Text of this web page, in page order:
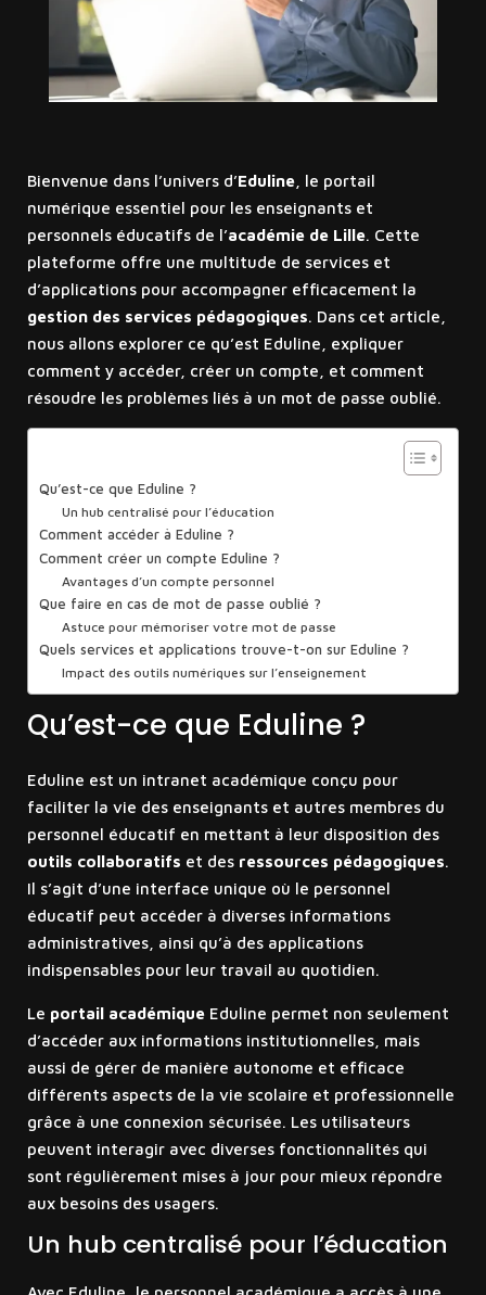
Bienvenue dans l’univers d’Eduline, le portail
numérique essentiel pour les enseignants et
personnels éducatifs de l’académie de Lille. Cette
plateforme offre une multitude de services et
d’applications pour accompagner efficacement la
gestion des services pédagogiques. Dans cet article,
nous allons explorer ce qu’est Eduline, expliquer
comment y accéder, créer un compte, et comment
résoudre les problèmes liés à un mot de passe oublié.
Qu’est-ce que Eduline ?
Un hub centralisé pour l’éducation
Comment accéder à Eduline ?
Comment créer un compte Eduline ?
Avantages d’un compte personnel
Que faire en cas de mot de passe oublié ?
Astuce pour mémoriser votre mot de passe
Quels services et applications trouve-t-on sur Eduline ?
Impact des outils numériques sur l’enseignement
Qu’est-ce que Eduline ?
Eduline est un intranet académique conçu pour
faciliter la vie des enseignants et autres membres du
personnel éducatif en mettant à leur disposition des
outils collaboratifs et des ressources pédagogiques.
Il s’agit d’une interface unique où le personnel
éducatif peut accéder à diverses informations
administratives, ainsi qu’à des applications
indispensables pour leur travail au quotidien.
Le portail académiqueEduline permet non seulement
d’accéder aux informations institutionnelles, mais
aussi de gérer de manière autonome et efficace
différents aspects de la vie scolaire et professionnelle
grâce à une connexion sécurisée. Les utilisateurs
peuvent interagir avec diverses fonctionnalités qui
sont régulièrement mises à jour pour mieux répondre
aux besoins des usagers.
Un hub centralisé pour l’éducation